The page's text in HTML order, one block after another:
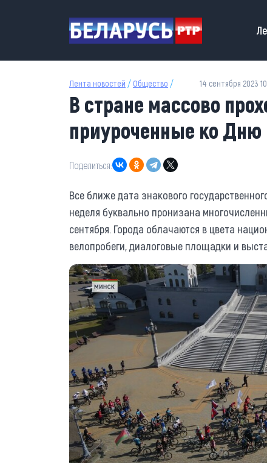
Лента новостей / Общество / 14 сентября 2023
В стране массово
приуроченные ко Дню
Поделиться:
Все ближе дата знакового
неделя буквально пронизана
сентября. Города облачаются в цвета
велопробеги, диалоговые площадки и